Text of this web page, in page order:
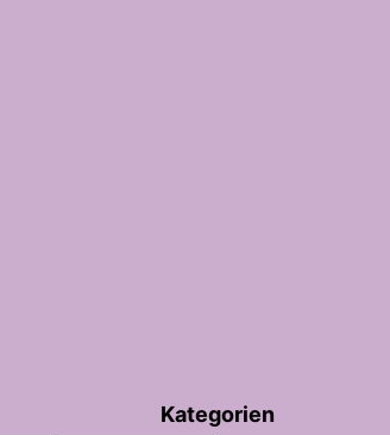
Kategorien